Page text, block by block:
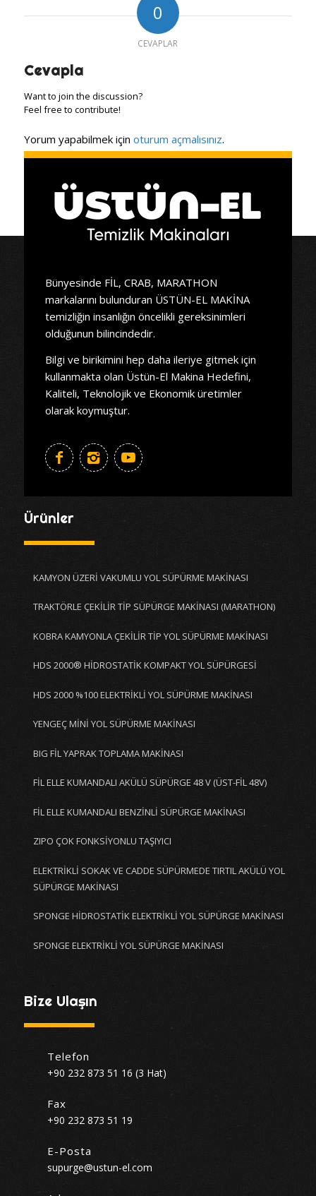
0
CEVAPLAR
Cevapla
Want to join the discussion?
Feel free to contribute!
Yorum yapabilmek için oturum açmalısınız.
Bünyesinde FİL, CRAB, MARATHON
markalarını bulunduran ÜSTÜN-EL MAKİNA
temizliğin insanlığın öncelikli gereksinimleri
olduğunun bilincindedir.
Bilgi ve birikimini hep daha ileriye gitmek için
kullanmakta olan Üstün-El Makina Hedefini,
Kaliteli, Teknolojik ve Ekonomik üretimler
olarak koymuştur.
Ürünler
KAMYON ÜZERİ VAKUMLU YOL SÜPÜRME MAKİNASI
TRAKTÖRLE ÇEKİLİR TİP SÜPÜRGE MAKİNASI (MARATHON)
KOBRA KAMYONLA ÇEKİLİR TİP YOL SÜPÜRME MAKİNASI
HDS 2000® HİDROSTATİK KOMPAKT YOL SÜPÜRGESİ
HDS 2000 %100 ELEKTRİKLİ YOL SÜPÜRME MAKİNASI
YENGEÇ MİNİ YOL SÜPÜRME MAKİNASI
BIG FİL YAPRAK TOPLAMA MAKİNASI
FİL ELLE KUMANDALI AKÜLÜ SÜPÜRGE 48 V (ÜST-FİL 48V)
FİL ELLE KUMANDALI BENZİNLİ SÜPÜRGE MAKİNASI
ZIPO ÇOK FONKSİYONLU TAŞIYICI
ELEKTRİKLİ SOKAK VE CADDE SÜPÜRMEDE TIRTIL AKÜLÜ YOL
SÜPÜRGE MAKİNASI
SPONGE HİDROSTATİK ELEKTRİKLİ YOL SÜPÜRGE MAKİNASI
SPONGE ELEKTRİKLİ YOL SÜPÜRGE MAKİNASI
Bize Ulaşın
Telefon
+90 232 873 51 16 (3 Hat)
Fax
+90 232 873 51 19
E-Posta
supurge@ustun-el.com